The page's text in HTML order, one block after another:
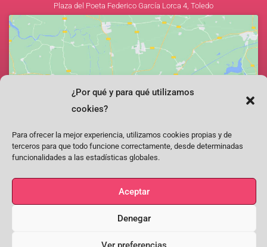
¿Por qué y para qué utilizamos
cookies?
Para ofrecer la mejor experiencia, utilizamos cookies propias y de
terceros para que todo funcione correctamente, desde determinadas
funcionalidades a las estadísticas globales.
Aceptar
Denegar
Facebook
Instagram
SÍGUENOS EN FACEBOOK, INSTAGRAM, YOUTUBE
Plaza del Poeta Federico García Lorca 4, Toledo
Haz clic para aceptar cookies de marketing y
permitir este contenido